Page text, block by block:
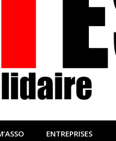
et
ENTREPRISES